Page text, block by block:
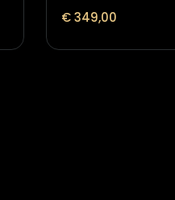
€349,00